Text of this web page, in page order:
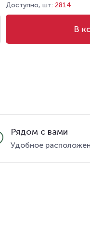
Доступно, шт: 2814
В
Рядом с вами
Удобное